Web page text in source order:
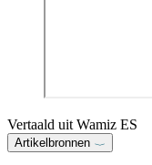
Vertaald uit Wamiz ES
Artikelbronnen